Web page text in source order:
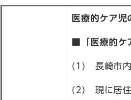
医療的ケア児
■「医療的ケ
(1) 長崎市
(2) 現に居住